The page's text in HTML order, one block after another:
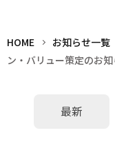
HOME お知らせ一覧
ン・バリュー策定のお
最新